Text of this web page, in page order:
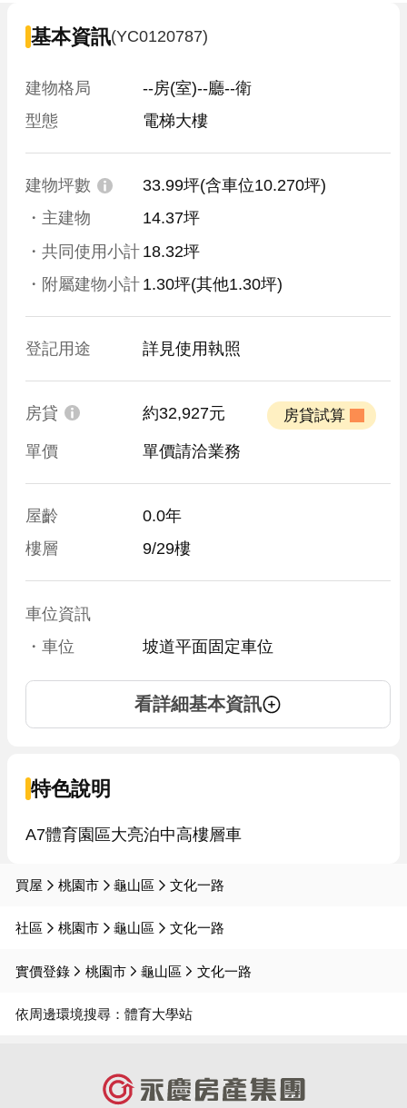
基本資訊(YC0120787)
建物格局
--房(室)--廳--衛
型態
電梯大樓
建物坪數 33.99坪(含車位10.270坪)
・主建物
14.37坪
・共同使用小計 18.32坪
・附屬建物小計 1.30坪(其他1.30坪)
登記用途 詳見使用執照
房貸 約32,927元
單價 單價請洽業務
屋齡
0.0年
樓層
9/29樓
車位資訊
・車位
坡道平面固定車位
看詳細基本資訊
特色說明
A7體育園區大亮泊中高樓層車
買屋 桃園市 龜山區 文化一路
社區 桃園市 龜山區 文化一路
實價登錄 桃園市 龜山區 文化一路
依周邊環境搜尋： 體育大學站